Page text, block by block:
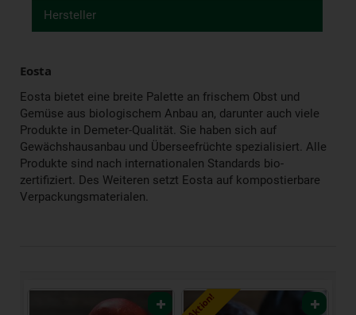
Hersteller
Eosta
Eosta bietet eine breite Palette an frischem Obst und
Gemüse aus biologischem Anbau an, darunter auch viele
Produkte in Demeter-Qualität. Sie haben sich auf
Gewächshausanbau und Überseefrüchte spezialisiert. Alle
Produkte sind nach internationalen Standards bio-
zertifiziert. Des Weiteren setzt Eosta auf kompostierbare
Verpackungsmaterialen.
Aktion!